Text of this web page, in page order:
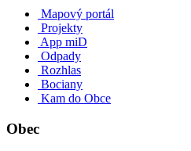
Mapový portál
Projekty
App miD
Odpady
Rozhlas
Bociany
Kam do Obce
Obec